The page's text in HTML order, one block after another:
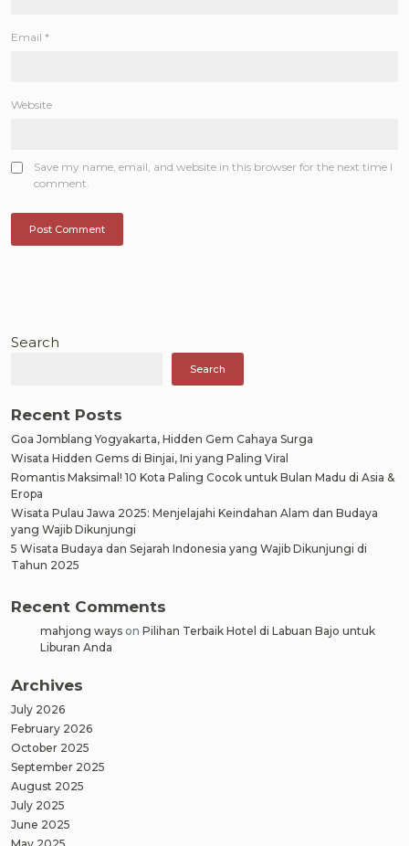
Email *
Website
Save my name, email, and website in this browser for the next time I
comment.
Search
Search
Recent Posts
Goa Jomblang Yogyakarta, Hidden Gem Cahaya Surga
Wisata Hidden Gems di Binjai, Ini yang Paling Viral
Romantis Maksimal! 10 Kota Paling Cocok untuk Bulan Madu di Asia &
Eropa
Wisata Pulau Jawa 2025: Menjelajahi Keindahan Alam dan Budaya
yang Wajib Dikunjungi
5 Wisata Budaya dan Sejarah Indonesia yang Wajib Dikunjungi di
Tahun 2025
Recent Comments
mahjong ways on Pilihan Terbaik Hotel di Labuan Bajo untuk
Liburan Anda
Archives
July 2026
February 2026
October 2025
September 2025
August 2025
July 2025
June 2025